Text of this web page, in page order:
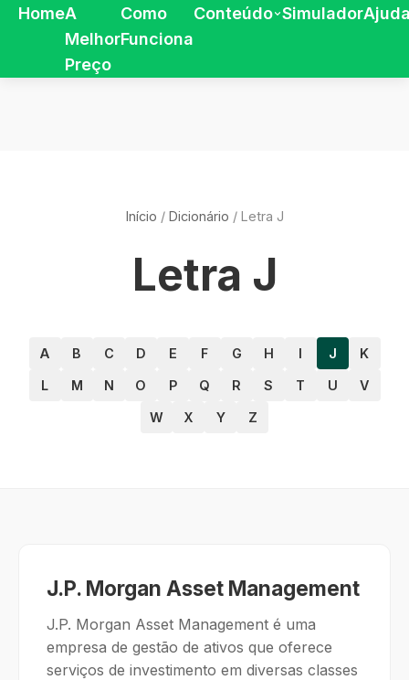
HomeA
Melhor
Preço
Como
Funciona
Conteúdo Simulador
Início / Dicionário / Letra J
Letra J
A B C D E F G H I J K
L M N O P Q R S T U V
W X Y Z
J.P. Morgan Asset Management
J.P. Morgan Asset Management é uma
empresa de gestão de ativos que oferece
serviços de investimento em diversas classes